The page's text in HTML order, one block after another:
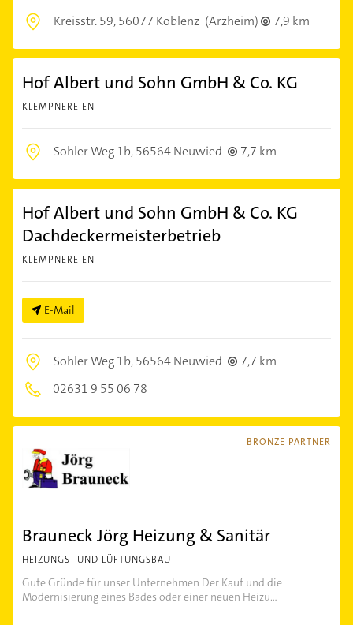
Kreisstr. 59,56077 Koblenz (Arzheim) 7,9 km
Hof Albert und Sohn GmbH & Co. KG
KLEMPNEREIEN
Sohler Weg 1b,56564 Neuwied 7,7 km
Hof Albert und Sohn GmbH & Co. KG
Dachdeckermeisterbetrieb
KLEMPNEREIEN
E-Mail
Sohler Weg 1b,56564 Neuwied
7,7 km
02631 9 55 06 78
BRONZE PARTNER
Brauneck Jörg Heizung & Sanitär
HEIZUNGS- UND LÜFTUNGSBAU
Gute Gründe für unser Unternehmen Der Kauf und die
Modernisierung eines Bades oder einer neuen Heizu...